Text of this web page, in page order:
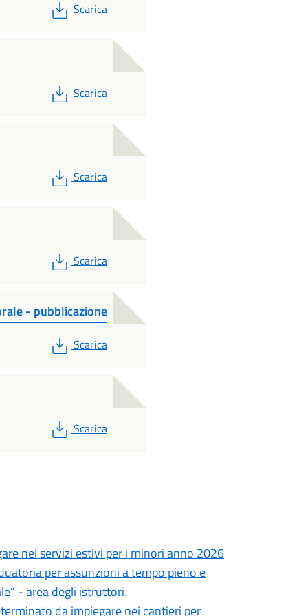
PDF
Scarica
PDF
Scarica
PDF
Scarica
PDF
Scarica
- pubblicazione
PDF
Scarica
PDF
Scarica
nei servizi estivi per i minori anno 2026
per assunzioni a tempo pieno e
- area degli istruttori.
da impiegare nei cantieri per